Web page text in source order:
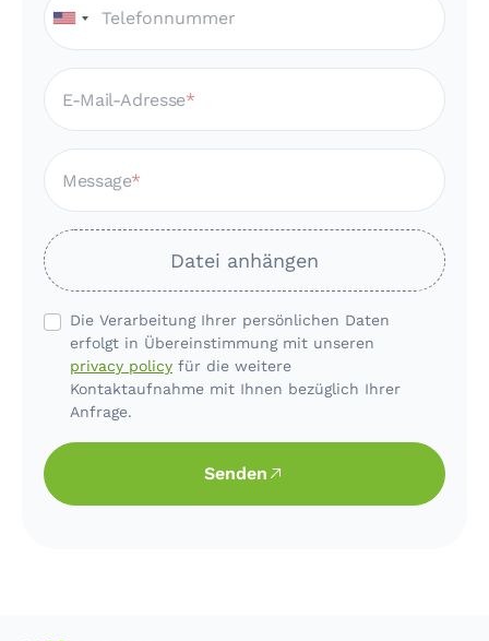
E-Mail-Adresse
Message
Datei anhängen
Die Verarbeitung Ihrer persönlichen Daten
erfolgt in Übereinstimmung mit unseren
privacy policy für die weitere
Kontaktaufnahme mit Ihnen bezüglich Ihrer
Anfrage.
Senden